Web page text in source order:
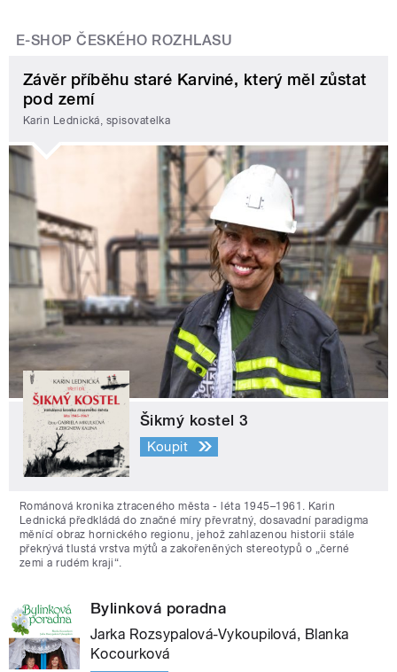
E-SHOP ČESKÉHO ROZHLASU
Závěr příběhu staré Karviné, který měl zůstat
pod zemí
Karin Lednická, spisovatelka
Šikmý kostel 3
Koupit
Románová kronika ztraceného města - léta 1945–1961. Karin
Lednická předkládá do značné míry převratný, dosavadní paradigma
měnící obraz hornického regionu, jehož zahlazenou historii stále
překrývá tlustá vrstva mýtů a zakořeněných stereotypů o „černé
zemi a rudém kraji“.
Bylinková poradna
Jarka Rozsypalová-Vykoupilová, Blanka
Kocourková